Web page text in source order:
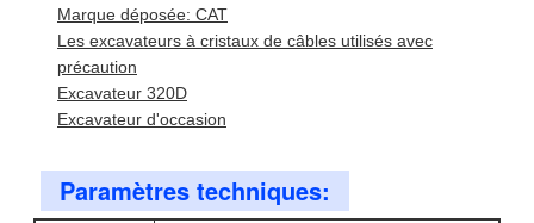
Marque déposée: CAT
Les excavateurs à cristaux de câbles utilisés avec
précaution
Excavateur 320D
Excavateur d'occasion
Paramètres techniques: